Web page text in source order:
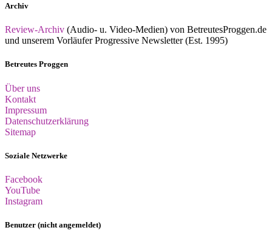
Archiv
Review-Archiv (Audio- u. Video-Medien) von BetreutesProggen.de
und unserem Vorläufer Progressive Newsletter (Est. 1995)
Betreutes Proggen
Über uns
Kontakt
Impressum
Datenschutzerklärung
Sitemap
Soziale Netzwerke
Facebook
YouTube
Instagram
Benutzer (nicht angemeldet)